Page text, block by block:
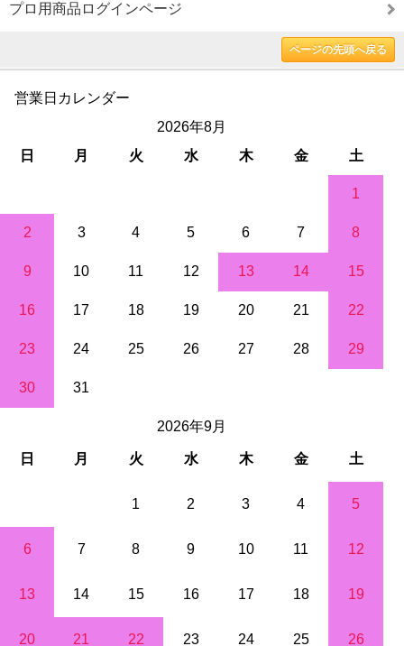
プロ用商品ログインページ
ページの先頭へ戻る
営業日カレンダー
2026年8月
日
月 火 水 木 金 土
1
2 3 4 5 6 7 8
9 10 11 12 13 14 15
16 17 18 19 20 21 22
23 24 25 26 27 28 29
30 31
2026年9月
日 月 火 水 木 金 土
1 2 3 4 5
6 7 8 9 10 11 12
13 14 15 16 17 18 19
20 21 22 23 24 25 26